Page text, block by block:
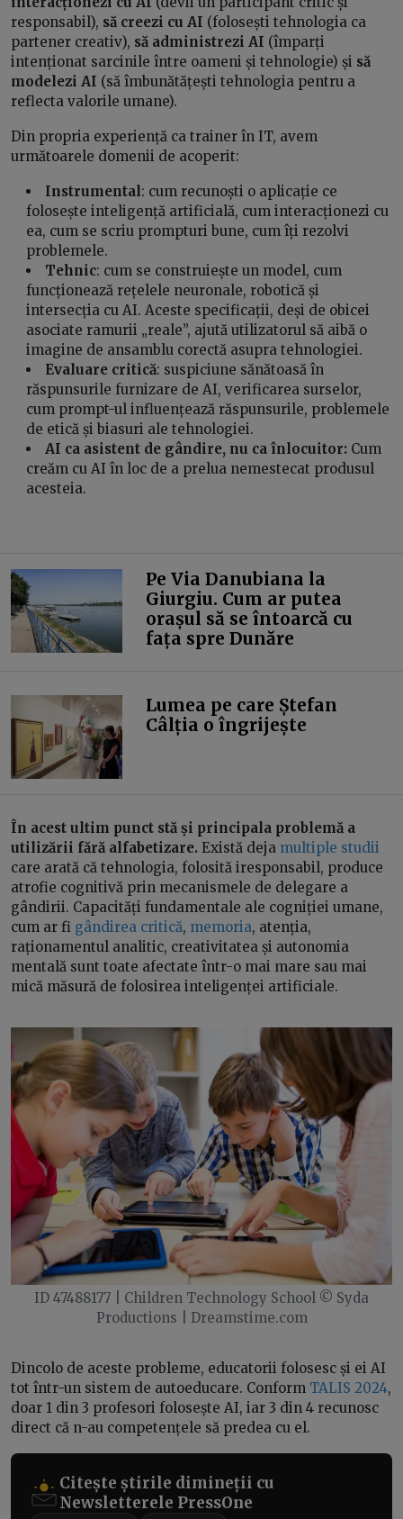
responsabil), să creezi cu AI (folosești tehnologia ca
partener creativ), să administrezi AI (împarți
intenționat sarcinile între oameni și tehnologie) și să
modelezi AI (să îmbunătățești tehnologia pentru a
reflecta valorile umane).
Din propria experiență ca trainer în IT, avem
următoarele domenii de acoperit:
Instrumental: cum recunoști o aplicație ce
folosește inteligență artificială, cum interacționezi cu
ea, cum se scriu prompturi bune, cum îți rezolvi
problemele.
Tehnic: cum se construiește un model, cum
funcționează rețelele neuronale, robotică și
intersecția cu AI. Aceste specificații, deși de obicei
asociate ramurii „reale”, ajută utilizatorul să aibă o
imagine de ansamblu corectă asupra tehnologiei.
Evaluare critică: suspiciune sănătoasă în
răspunsurile furnizare de AI, verificarea surselor,
cum prompt-ul influențează răspunsurile, problemele
de etică și biasuri ale tehnologiei.
AI ca asistent de gândire, nu ca înlocuitor: Cum
creăm cu AI în loc de a prelua nemestecat produsul
acesteia.
Pe Via Danubiana la
Giurgiu. Cum ar putea
orașul să se întoarcă cu
fața spre Dunăre
Lumea pe care Ștefan
Câlția o îngrijește
În acest ultim punct stă și principala problemă a
utilizării fără alfabetizare. Există deja multiple studii
care arată că tehnologia, folosită iresponsabil, produce
atrofie cognitivă prin mecanismele de delegare a
gândirii. Capacități fundamentale ale cogniției umane,
cum ar fi gândirea critică, memoria, atenția,
raționamentul analitic, creativitatea și autonomia
mentală sunt toate afectate într-o mai mare sau mai
mică măsură de folosirea inteligenței artificiale.
ID 47488177 | Children Technology School © Syda
Productions | Dreamstime.com
Dincolo de aceste probleme, educatorii folosesc și ei AI
tot într-un sistem de autoeducare. Conform TALIS 2024,
doar 1 din 3 profesori folosește AI, iar 3 din 4 recunosc
direct că n-au competențele să predea cu el.
Citește știrile dimineții cu
Newsletterele PressOne